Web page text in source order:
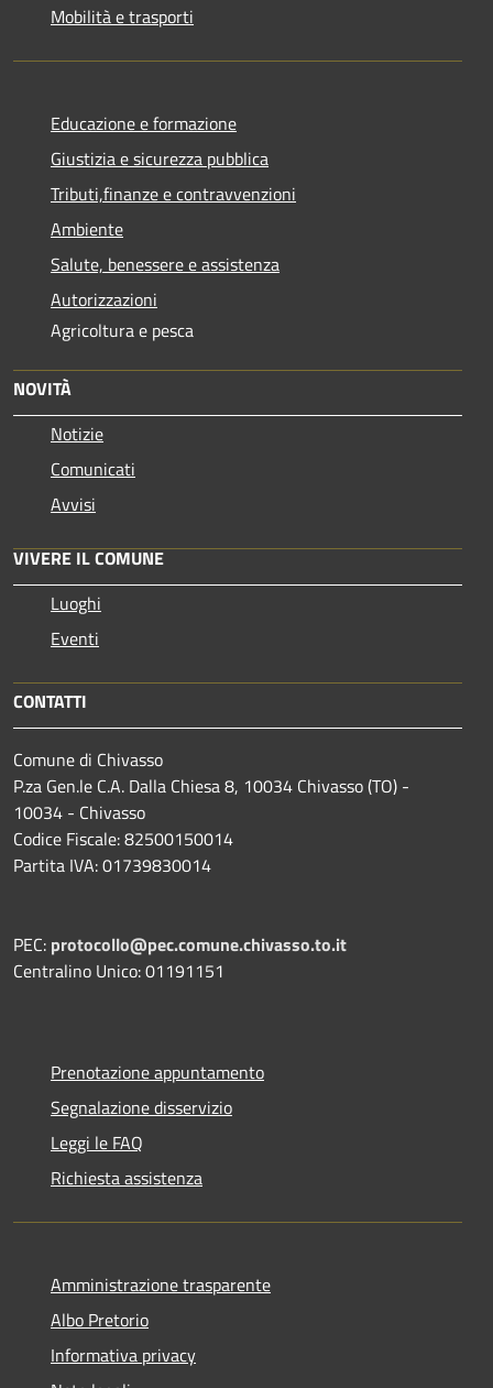
Mobilità e trasporti
Educazione e formazione
Giustizia e sicurezza pubblica
Tributi,finanze e contravvenzioni
Ambiente
Salute, benessere e assistenza
Autorizzazioni
Agricoltura e pesca
NOVITÀ
Notizie
Comunicati
Avvisi
VIVERE IL COMUNE
Luoghi
Eventi
CONTATTI
Comune di Chivasso
P.za Gen.le C.A. Dalla Chiesa 8, 10034 Chivasso (TO) -
10034 - Chivasso
Codice Fiscale: 82500150014
Partita IVA: 01739830014
PEC: protocollo@pec.comune.chivasso.to.it
Centralino Unico: 01191151
Prenotazione appuntamento
Segnalazione disservizio
Leggi le FAQ
Richiesta assistenza
Amministrazione trasparente
Albo Pretorio
Informativa privacy